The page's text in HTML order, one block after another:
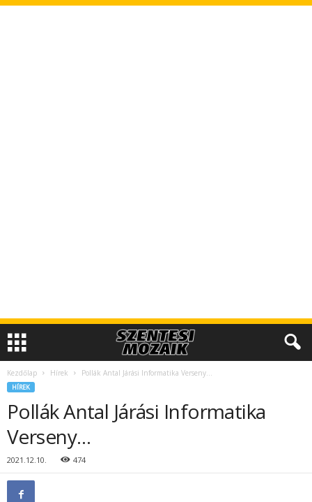
Kezdőlap Hírek Pollák Antal Járási Informatika Verseny…
HÍREK
Pollák Antal Járási Informatika
Verseny…
2021.12.10. 474